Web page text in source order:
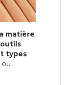
matière
types
ou